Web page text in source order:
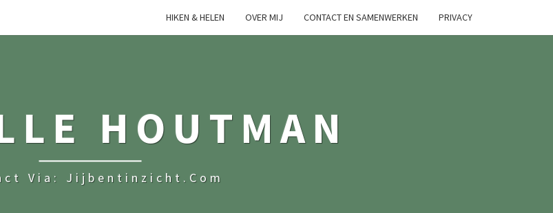
HIKEN & HELEN OVER MIJ CONTACT EN SAMENWERKEN PRIVACY
HOUTMAN
Via: Jijbentinzicht.com